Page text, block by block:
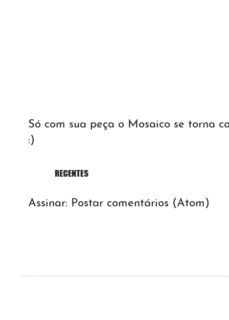
Só com sua peça o Mosaico se torna
:)
Assinar: Postar comentários (Atom)